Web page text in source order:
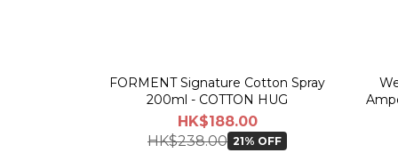
FORMENT Signature Cotton Spray
200ml - COTTON HUG
HK$188.00
HK$238.00 21% OFF